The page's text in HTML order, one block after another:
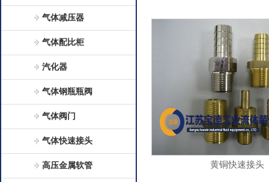
气体减压器
气体配比柜
汽化器
气体钢瓶瓶阀
气体阀门
气体快速接头
高压金属软管 黄铜快速接头